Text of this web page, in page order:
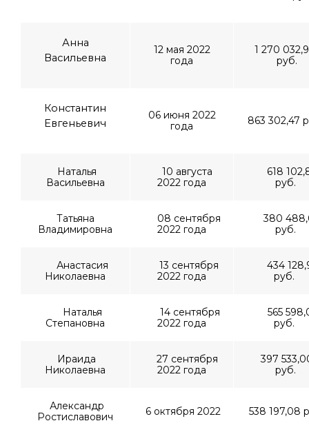
Анна
Васильевна
12 мая 2022
года
1 270
руб.
Константин
Евгеньевич
06 июня 2022
года
863 302,47
Наталья
Васильевна
10 августа
2022 года
618
руб.
Татьяна
Владимировна
08 сентября
2022 года
380
руб.
Анастасия
Николаевна
13 сентября
2022 года
434
руб.
Наталья
Степановна
14 сентября
2022 года
565
руб.
Ираида
Николаевна
27 сентября
2022 года
397
руб.
Александр
Ростиславович
6 октября 2022 538 197,08